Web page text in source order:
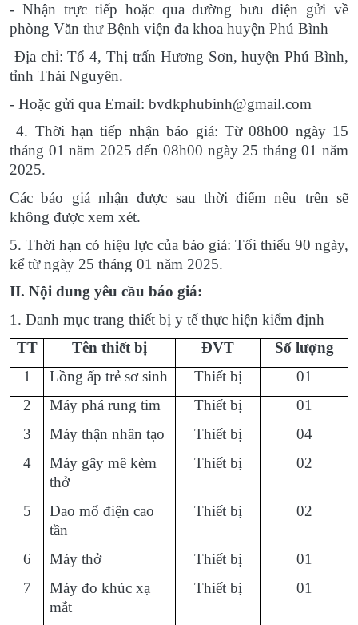
- Nhận trực tiếp hoặc qua đường bưu điện gửi về
phòng Văn thư Bệnh viện đa khoa huyện Phú Bình
Địa chỉ: Tổ 4, Thị trấn Hương Sơn, huyện Phú Bình,
tỉnh Thái Nguyên.
- Hoặc gửi qua Email: bvdkphubinh@gmail.com
4. Thời hạn tiếp nhận báo giá: Từ 08h00 ngày 15
tháng 01 năm 2025 đến 08h00 ngày 25 tháng 01 năm
2025.
Các báo giá nhận được sau thời điểm nêu trên sẽ
không được xem xét.
5. Thời hạn có hiệu lực của báo giá: Tối thiểu 90 ngày,
kể từ ngày 25 tháng 01 năm 2025.
II. Nội dung yêu cầu báo giá:
1. Danh mục trang thiết bị y tế thực hiện kiểm định
TT
Tên thiết bị ĐVT
Số lượng
1
Lồng ấp trẻ sơ sinh Thiết bị
01
2
Máy phá rung tim Thiết bị
01
3
Máy thận nhân tạo Thiết bị
04
4
Máy gây mê kèm
thở
Thiết bị 02
5
Dao mổ điện cao
tần
Thiết bị 02
6 Máy thở Thiết bị
01
7
Máy đo khúc xạ
mắt
Thiết bị 01